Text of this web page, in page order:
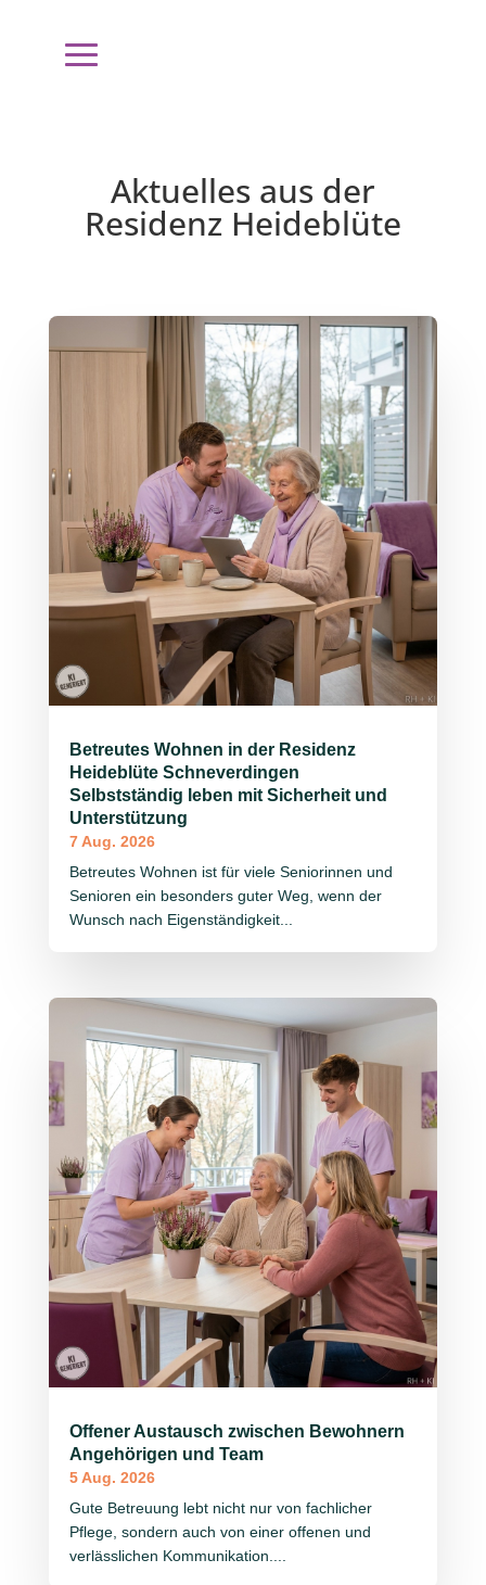
Aktuelles aus der
Residenz Heideblüte
Betreutes Wohnen in der Residenz
Heideblüte Schneverdingen
Selbstständig leben mit Sicherheit und
Unterstützung
7 Aug. 2026
Betreutes Wohnen ist für viele Seniorinnen und
Senioren ein besonders guter Weg, wenn der
Wunsch nach Eigenständigkeit...
Offener Austausch zwischen Bewohnern
Angehörigen und Team
5 Aug. 2026
Gute Betreuung lebt nicht nur von fachlicher
Pflege, sondern auch von einer offenen und
verlässlichen Kommunikation....